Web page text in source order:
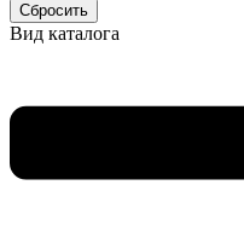
Вид каталога